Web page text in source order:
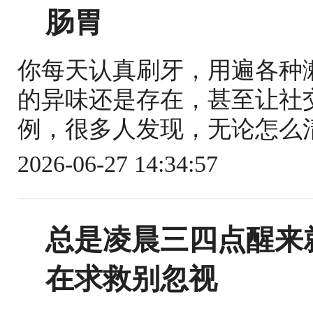
肠胃
你每天认真刷牙，用遍各
的异味还是存在，甚至让
例，很多人发现，无论怎
2026-06-27 14:34:57
总是凌晨三四点醒
在求救别忽视